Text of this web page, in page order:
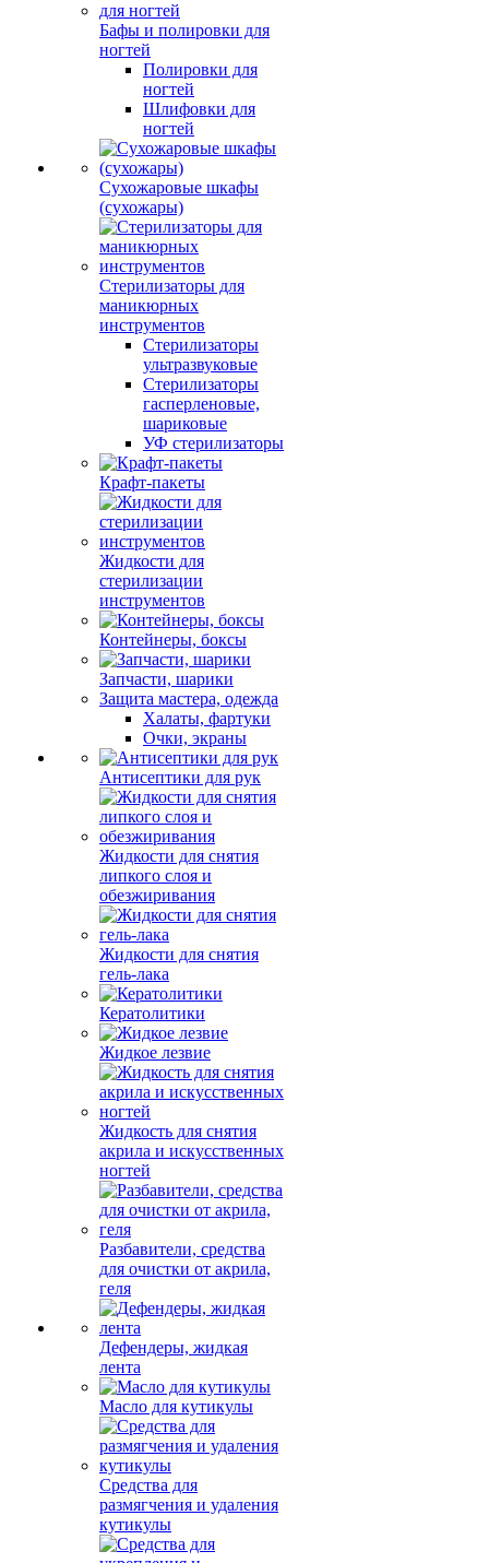
Бафы и полировки для
ногтей
Полировки для
ногтей
Шлифовки для
ногтей
Сухожаровые шкафы
(сухожары)
Стерилизаторы для
маникюрных
инструментов
Стерилизаторы
ультразвуковые
Стерилизаторы
гасперленовые,
шариковые
УФ стерилизаторы
Крафт-пакеты
Жидкости для
стерилизации
инструментов
Контейнеры, боксы
Запчасти, шарики
Защита мастера, одежда
Халаты, фартуки
Очки, экраны
Антисептики для рук
Жидкости для снятия
липкого слоя и
обезжиривания
Жидкости для снятия
гель-лака
Кератолитики
Жидкое лезвие
Жидкость для снятия
акрила и искусственных
ногтей
Разбавители, средства
для очистки от акрила,
геля
Дефендеры, жидкая
лента
Масло для кутикулы
Средства для
размягчения и удаления
кутикулы